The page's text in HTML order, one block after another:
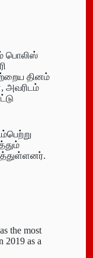
பொலிஸ்
தினம்
அவரிடம்
the most
2019 as a